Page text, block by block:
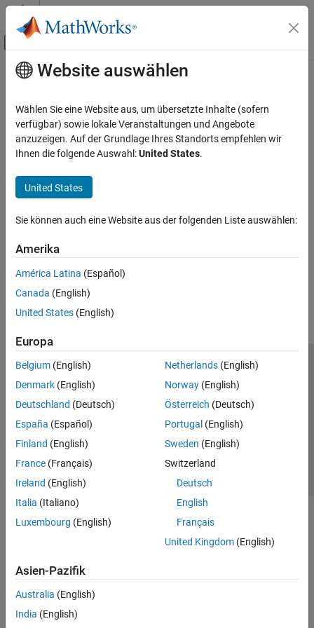
Weiter zum Inhalt
Umschaltung für Off-Canvas-
Startseite der Dokumentation
Hauptinhalt
How useful was this information?
Website auswählen
Wählen Sie eine Website aus, um übersetzte Inhalte (sofern
verfügbar) sowie lokale Veranstaltungen und Angebote
anzuzeigen. Auf der Grundlage Ihres Standorts empfehlen wir
Ihnen die folgende Auswahl:United States.
United States
Sie können auch eine Website aus der folgenden Liste auswählen:
Amerika
América Latina (Español)
Canada (English)
United States (English)
Europa
Belgium (English)
Denmark (English)
Deutschland (Deutsch)
España (Español)
Finland (English)
France (Français)
Ireland (English)
Italia (Italiano)
Luxembourg (English)
Netherlands(English)
Norway(English)
Österreich (Deutsch)
Portugal (English)
Sweden (English)
Switzerland
Deutsch
English
Français
United Kingdom(English)
Asien-Pazifik
Australia (English)
India (English)
Trust Center
Datenschutz-Richtlinien
Datendiebstahl verhindern
Status von Anwendungen
© 1994-2026 The MathWorks, Inc.
Website auswählen
Deutschland